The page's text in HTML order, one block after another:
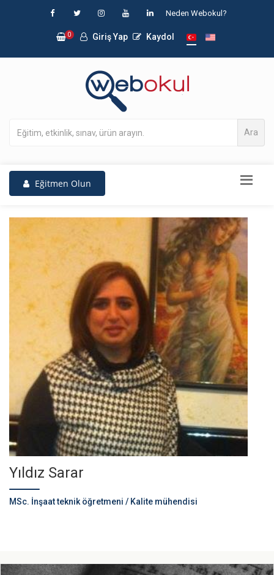
Neden Webokul?
0 Giriş Yap Kaydol
Ara
Eğitmen Olun
Yıldız Sarar
MSc. İnşaat teknik öğretmeni / Kalite mühendisi